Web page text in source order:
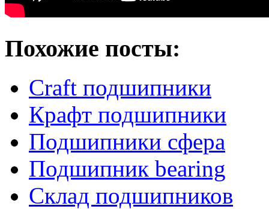
Похожие посты:
Craft подшипники
Крафт подшипники
Подшипники сфера
Подшипник bearing
Склад подшипников